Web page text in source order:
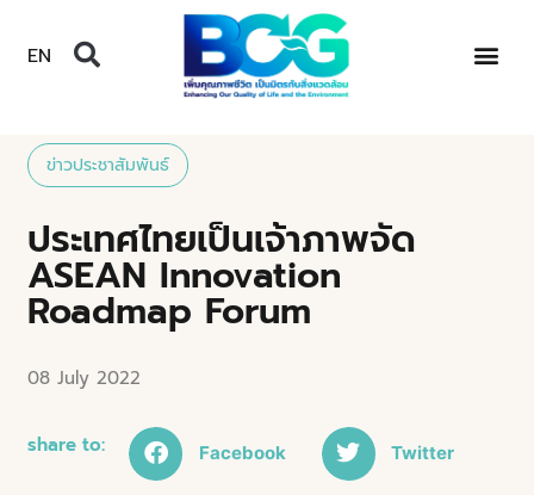
EN
ข่าวประชาสัมพันธ์
ประเทศไทยเป็นเจ้าภาพจัด
ASEAN Innovation
Roadmap Forum
08 July 2022
share to: Facebook Twitter